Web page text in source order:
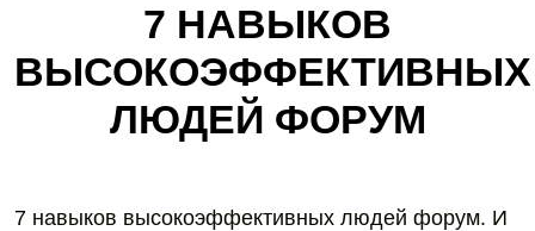
7 НАВЫКОВ
ВЫСОКОЭФФЕКТИВНЫХ
ЛЮДЕЙ ФОРУМ
7 навыков высокоэффективных людей форум. И